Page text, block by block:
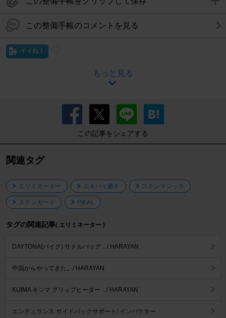
この整備手帳のコメントを見る
イイね！
もっと見る
この記事をシェアする
関連タグ
エリミネーター エキパイ磨き ステンマジック
ステンガード PIKAL
タグの関連記事( エリミネーター )
DAYTONA(バイク) サドルバッグ .../ HARAYAN
中国からやってきた。/ HARAYAN
KIJIMA キジマ グリップヒーター .../ HARAYAN
エンデュランス サイドバックサポート/ インパクター